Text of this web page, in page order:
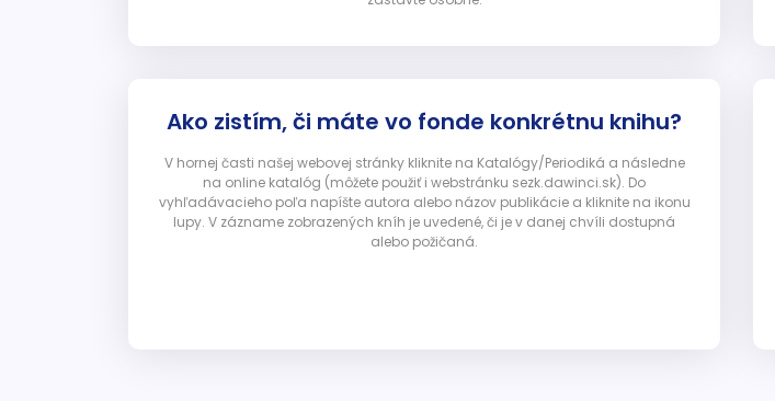
Ako zistím, či máte vo fonde konkrétnu knihu?
V hornej časti našej webovej stránky kliknite na Katalógy/Periodiká a následne
na online katalóg (môžete použiť i webstránku sezk.dawinci.sk). Do
vyhľadávacieho poľa napíšte autora alebo názov publikácie a kliknite na ikonu
lupy. V zázname zobrazených kníh je uvedené, či je v danej chvíli dostupná
alebo požičaná.